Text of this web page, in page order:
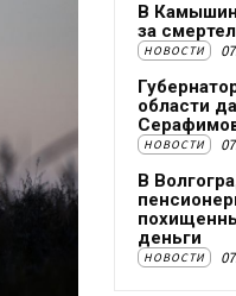
В
за
НОВОСТИ
области
НОВОСТИ
В
деньги
НОВОСТИ